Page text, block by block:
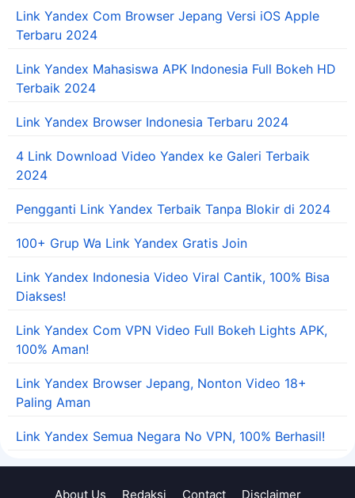
Link Yandex Com Browser Jepang Versi iOS Apple
Terbaru 2024
Link Yandex Mahasiswa APK Indonesia Full Bokeh HD
Terbaik 2024
Link Yandex Browser Indonesia Terbaru 2024
4 Link Download Video Yandex ke Galeri Terbaik
2024
Pengganti Link Yandex Terbaik Tanpa Blokir di 2024
100+ Grup Wa Link Yandex Gratis Join
Link Yandex Indonesia Video Viral Cantik, 100% Bisa
Diakses!
Link Yandex Com VPN Video Full Bokeh Lights APK,
100% Aman!
Link Yandex Browser Jepang, Nonton Video 18+
Paling Aman
Link Yandex Semua Negara No VPN, 100% Berhasil!
About Us Redaksi Contact Disclaimer